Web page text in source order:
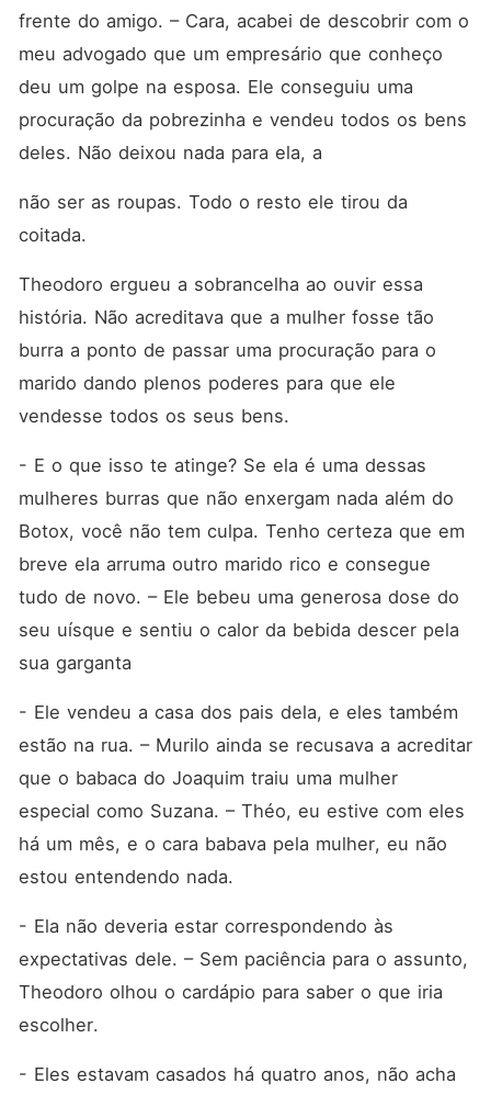
frente do amigo. – Cara, acabei de descobrir com o
meu advogado que um empresário que conheço
deu um golpe na esposa. Ele conseguiu uma
procuração da pobrezinha e vendeu todos os bens
deles. Não deixou nada para ela, a
não ser as roupas. Todo o resto ele tirou da
coitada.
Theodoro ergueu a sobrancelha ao ouvir essa
história. Não acreditava que a mulher fosse tão
burra a ponto de passar uma procuração para o
marido dando plenos poderes para que ele
vendesse todos os seus bens.
- E o que isso te atinge? Se ela é uma dessas
mulheres burras que não enxergam nada além do
Botox, você não tem culpa. Tenho certeza que em
breve ela arruma outro marido rico e consegue
tudo de novo. – Ele bebeu uma generosa dose do
seu uísque e sentiu o calor da bebida descer pela
sua garganta
- Ele vendeu a casa dos pais dela, e eles também
estão na rua. – Murilo ainda se recusava a acreditar
que o babaca do Joaquim traiu uma mulher
especial como Suzana. – Théo, eu estive com eles
há um mês, e o cara babava pela mulher, eu não
estou entendendo nada.
- Ela não deveria estar correspondendo às
expectativas dele. – Sem paciência para o assunto,
Theodoro olhou o cardápio para saber o que iria
escolher.
- Eles estavam casados há quatro anos, não acha